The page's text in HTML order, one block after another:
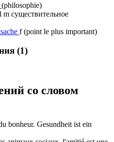
(philosophie)
m существительное
f (point le plus important)
(1)
со словом
bonheur. Gesundheit ist ein